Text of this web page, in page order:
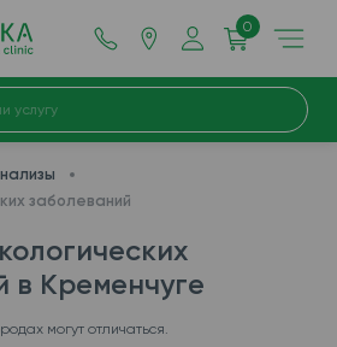
0
заболеваний
в Кременчуге
могут отличаться.